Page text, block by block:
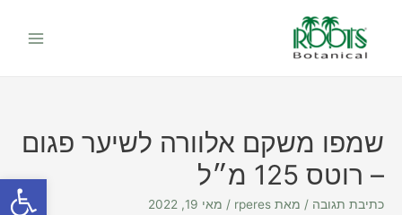
פתח
Menu
שמפו משקם אלוורה לשיער פגום
– רוטס 125 מ״ל
כתיבת תגובה / מאת rperes
/ מאי 19, 2022